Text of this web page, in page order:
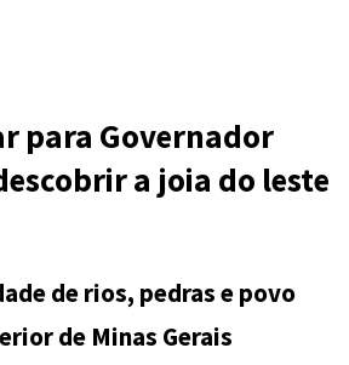
para Governador
a joia do leste
de rios, pedras e povo
de Minas Gerais